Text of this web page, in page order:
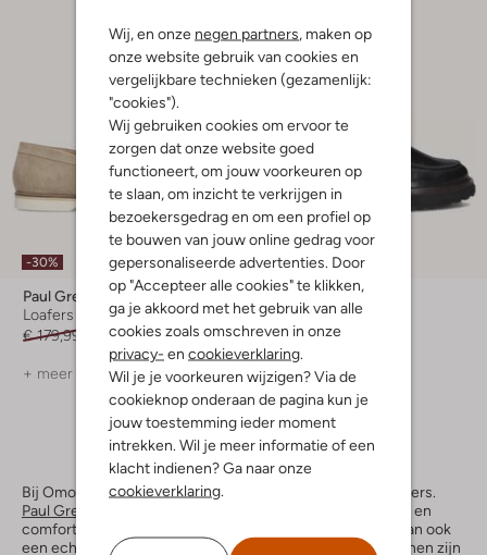
Wij, en onze negen partners, maken op
onze website gebruik van cookies en
vergelijkbare technieken (gezamenlijk:
"cookies").
Wij gebruiken cookies om ervoor te
zorgen dat onze website goed
functioneert, om jouw voorkeuren op
te slaan, om inzicht te verkrijgen in
bezoekersgedrag en om een profiel op
te bouwen van jouw online gedrag voor
gepersonaliseerde advertenties. Door
op "Accepteer alle cookies" te klikken,
ga je akkoord met het gebruik van alle
cookies zoals omschreven in onze
privacy- en cookieverklaring.
Wil je je voorkeuren wijzigen? Via de
cookieknop onderaan de pagina kun je
jouw toestemming ieder moment
intrekken. Wil je meer informatie of een
klacht indienen? Ga naar onze
cookieverklaring.
-30%
Paul Green
Loafers
€ 179,99
€ 125,99
+ meer kleuren
Laatste item
-30%
Paul Green
Loafers
€ 179,99 € 125,99
Bij Omoda vind je een ruime collectie aan Paul Green-loafers.
Paul Green
is een merk dat bekend staat om haar stijlvolle en
comfortabele schoenen. De loafers van Paul Green zijn dan ook
een echte aanwinst voor je schoenencollectie. De schoenen zijn